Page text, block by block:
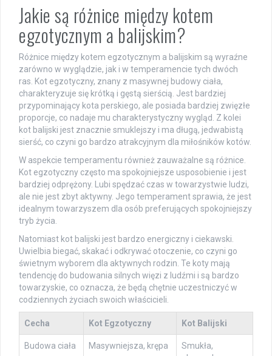
Jakie są różnice między kotem
egzotycznym a balijskim?
Różnice między kotem egzotycznym a balijskim są wyraźne
zarówno w wyglądzie, jak i w temperamencie tych dwóch
ras. Kot egzotyczny, znany z masywnej budowy ciała,
charakteryzuje się krótką i gęstą sierścią. Jest bardziej
przypominający kota perskiego, ale posiada bardziej zwięzłe
proporcje, co nadaje mu charakterystyczny wygląd. Z kolei
kot balijski jest znacznie smuklejszy i ma długą, jedwabistą
sierść, co czyni go bardzo atrakcyjnym dla miłośników kotów.
W aspekcie temperamentu również zauważalne są różnice.
Kot egzotyczny często ma spokojniejsze usposobienie i jest
bardziej odprężony. Lubi spędzać czas w towarzystwie ludzi,
ale nie jest zbyt aktywny. Jego temperament sprawia, że jest
idealnym towarzyszem dla osób preferujących spokojniejszy
tryb życia.
Natomiast kot balijski jest bardzo energiczny i ciekawski.
Uwielbia biegać, skakać i odkrywać otoczenie, co czyni go
świetnym wyborem dla aktywnych rodzin. Te koty mają
tendencję do budowania silnych więzi z ludźmi i są bardzo
towarzyskie, co oznacza, że będą chętnie uczestniczyć w
codziennych życiach swoich właścicieli.
Cecha Kot Egzotyczny Kot Balijski
Budowa ciała Masywniejsza, krępa
Smukła,